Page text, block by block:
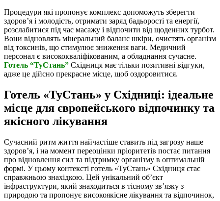
Процедури які пропонує комплекс допоможуть зберегти
здоров’я і молодість, отримати заряд бадьорості та енергії,
розслабитися під час масажу і відпочити від щоденних турбот.
Вони відновлять мінеральний баланс шкіри, очистять організм
від токсинів, що стимулює зниження ваги. Медичний
персонал є висококваліфікованим, а обладнання сучасне.
Готель “ТуСтань” Східниця має тільки позитивні відгуки,
адже це дійсно прекрасне місце, щоб оздоровитися.
Готель «ТуСтань» у Східниці: ідеальне
місце для європейського відпочинку та
якісного лікування
Сучасний ритм життя найчастіше ставить під загрозу наше
здоров’я, і на момент переоцінки пріоритетів постає питання
про відновлення сил та підтримку організму в оптимальній
формі. У цьому контексті готель «ТуСтань» Східниця стає
справжньою знахідкою. Цей унікальний об’єкт
інфраструктури, який знаходиться в тісному зв’язку з
природою та пропонує високоякісне лікування та відпочинок,